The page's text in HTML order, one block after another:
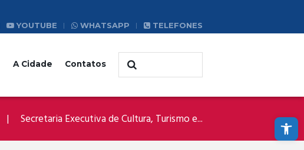
Abrir a barra de ferramentas
YOUTUBE WHATSAPP TELEFONES
A Cidade Contatos
Secretaria Executiva de Cultura, Turismo e...